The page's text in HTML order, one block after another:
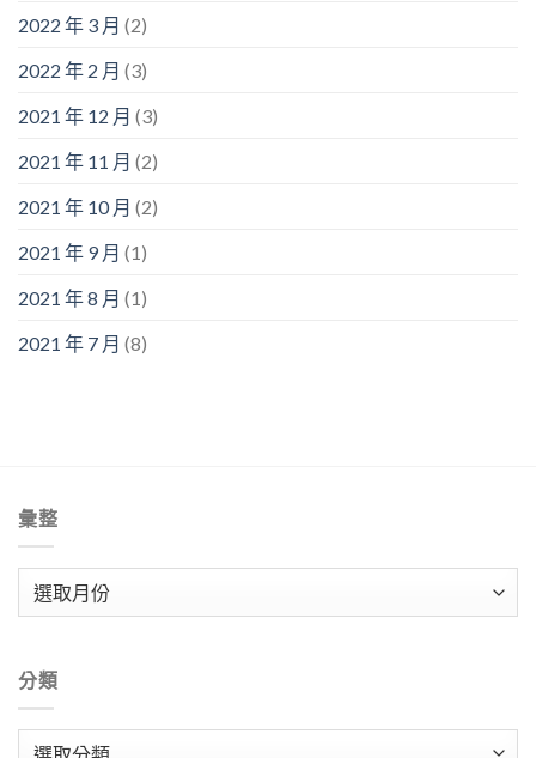
2022 年 3 月 (2)
2022 年 2 月 (3)
2021 年 12 月 (3)
2021 年 11 月 (2)
2021 年 10 月 (2)
2021 年 9 月 (1)
2021 年 8 月 (1)
2021 年 7 月 (8)
彙整
分類